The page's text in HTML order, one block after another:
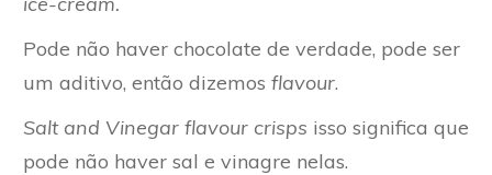
Pode não haver chocolate de verdade, pode ser
um aditivo, então dizemos flavour.
Salt and Vinegar flavour crisps isso significa que
pode não haver sal e vinagre nelas.